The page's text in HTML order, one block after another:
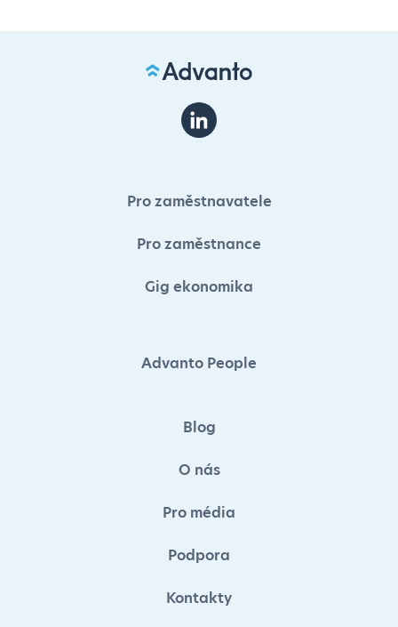
Pro zaměstnavatele
Pro zaměstnance
Gig ekonomika
Advanto People
Blog
O nás
Pro média
Podpora
Kontakty